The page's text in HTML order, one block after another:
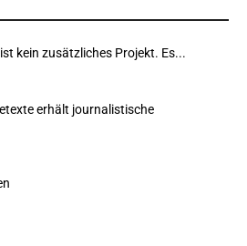
kein zusätzliches Projekt. Es...
erhält journalistische